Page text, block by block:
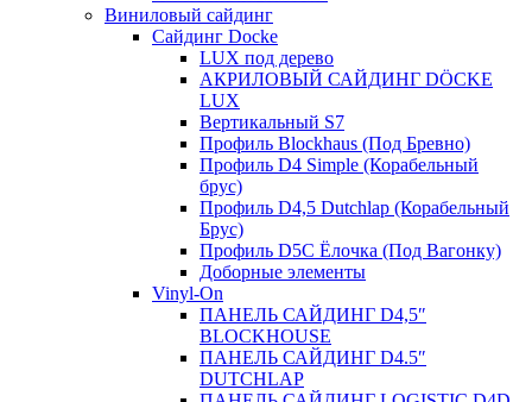
Виниловый сайдинг
Сайдинг Docke
LUX под дерево
АКРИЛОВЫЙ САЙДИНГ DÖCKE
LUX
Вертикальный S7
Профиль Blockhaus (Под Бревно)
Профиль D4 Simple (Корабельный
брус)
Профиль D4,5 Dutchlap (Корабельный
Брус)
Профиль D5C Ёлочка (Под Вагонку)
Доборные элементы
Vinyl-On
ПАНЕЛЬ САЙДИНГ D4,5″
BLOCKHOUSE
ПАНЕЛЬ САЙДИНГ D4.5″
DUTCHLAP